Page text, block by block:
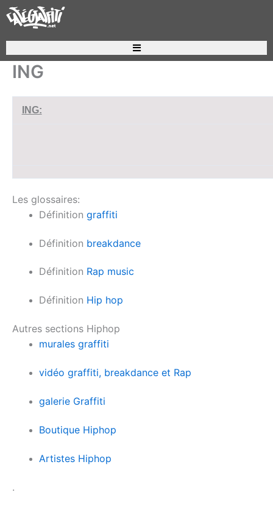
Aller
au
ING
ING:
Les glossaires:
Définition graffiti
Définition breakdance
Définition Rap music
Définition Hip hop
Autres sections Hiphop
murales graffiti
vidéo graffiti, breakdance et Rap
galerie Graffiti
Boutique Hiphop
Artistes Hiphop
.